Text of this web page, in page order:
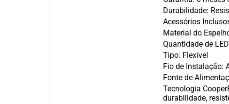
Durabilidade:
Acessórios
Material do
Quantidade de
Tipo: Flexível
Fio de Instalação:
Fonte de
Tecnologia
durabilidade,